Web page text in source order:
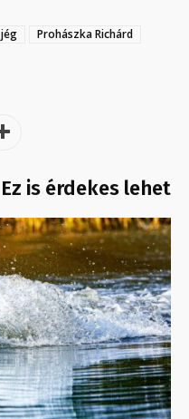
jég
Prohászka Richárd
Ez is érdekes lehet